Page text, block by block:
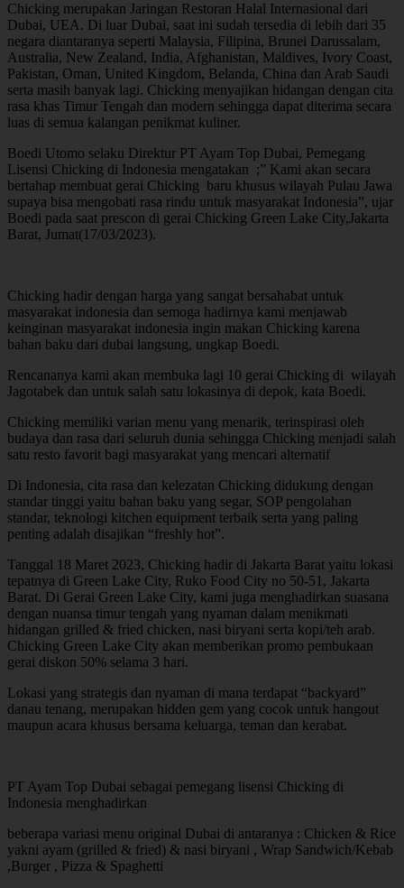
Chicking merupakan Jaringan Restoran Halal Internasional dari
Dubai, UEA. Di luar Dubai, saat ini sudah tersedia di lebih dari 35
negara diantaranya seperti Malaysia, Filipina, Brunei Darussalam,
Australia, New Zealand, India, Afghanistan, Maldives, Ivory Coast,
Pakistan, Oman, United Kingdom, Belanda, China dan Arab Saudi
serta masih banyak lagi. Chicking menyajikan hidangan dengan cita
rasa khas Timur Tengah dan modern sehingga dapat diterima secara
luas di semua kalangan penikmat kuliner.
Boedi Utomo selaku Direktur PT Ayam Top Dubai, Pemegang
Lisensi Chicking di Indonesia mengatakan ;” Kami akan secara
bertahap membuat gerai Chicking baru khusus wilayah Pulau Jawa
supaya bisa mengobati rasa rindu untuk masyarakat Indonesia”, ujar
Boedi pada saat prescon di gerai Chicking Green Lake City,Jakarta
Barat, Jumat(17/03/2023).
Chicking hadir dengan harga yang sangat bersahabat untuk
masyarakat indonesia dan semoga hadirnya kami menjawab
keinginan masyarakat indonesia ingin makan Chicking karena
bahan baku dari dubai langsung, ungkap Boedi.
Rencananya kami akan membuka lagi 10 gerai Chicking di wilayah
Jagotabek dan untuk salah satu lokasinya di depok, kata Boedi.
Chicking memiliki varian menu yang menarik, terinspirasi oleh
budaya dan rasa dari seluruh dunia sehingga Chicking menjadi salah
satu resto favorit bagi masyarakat yang mencari alternatif
Di Indonesia, cita rasa dan kelezatan Chicking didukung dengan
standar tinggi yaitu bahan baku yang segar, SOP pengolahan
standar, teknologi kitchen equipment terbaik serta yang paling
penting adalah disajikan “freshly hot”.
Tanggal 18 Maret 2023, Chicking hadir di Jakarta Barat yaitu lokasi
tepatnya di Green Lake City, Ruko Food City no 50-51, Jakarta
Barat. Di Gerai Green Lake City, kami juga menghadirkan suasana
dengan nuansa timur tengah yang nyaman dalam menikmati
hidangan grilled & fried chicken, nasi biryani serta kopi/teh arab.
Chicking Green Lake City akan memberikan promo pembukaan
gerai diskon 50% selama 3 hari.
Lokasi yang strategis dan nyaman di mana terdapat “backyard”
danau tenang, merupakan hidden gem yang cocok untuk hangout
maupun acara khusus bersama keluarga, teman dan kerabat.
PT Ayam Top Dubai sebagai pemegang lisensi Chicking di
Indonesia menghadirkan
beberapa variasi menu original Dubai di antaranya : Chicken & Rice
yakni ayam (grilled & fried) & nasi biryani , Wrap Sandwich/Kebab
,Burger , Pizza & Spaghetti